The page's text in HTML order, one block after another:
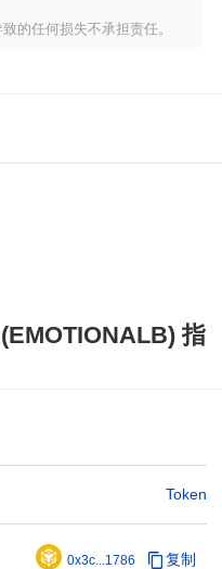
指
Token
0x3c...1786 复制
BNB Coin 的表
的任何损失不承担责任。